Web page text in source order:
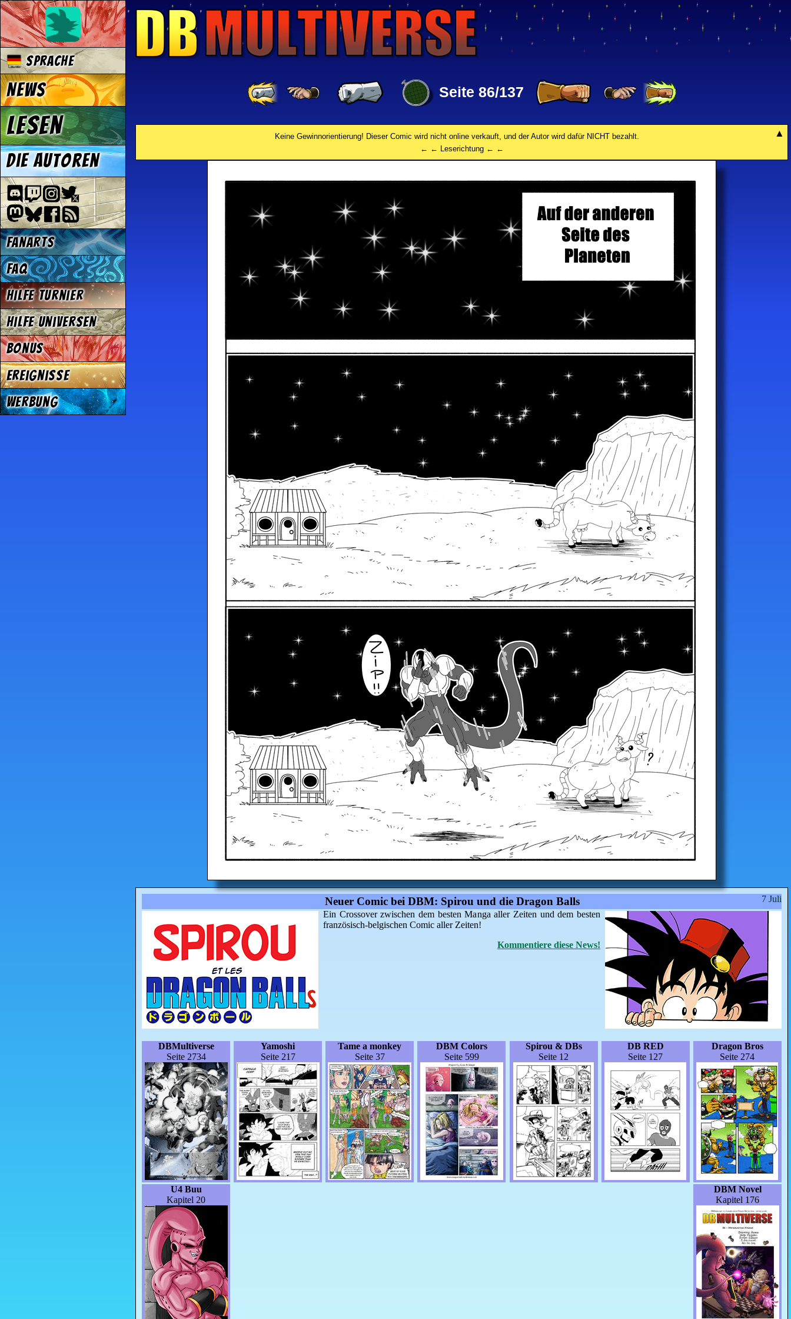
Seite 86/137
Keine Gewinnorientierung! Dieser Comic wird nicht online verkauft, und der Autor wird dafür NICHT bezahlt.
← ← Leserichtung ← ←
7 Juli
Neuer Comic bei DBM: Spirou und die Dragon Balls
Ein Crossover zwischen dem besten Manga aller Zeiten und dem besten
französisch-belgischen Comic aller Zeiten!
Kommentiere diese News!
DBMultiverse
Seite 2734
Yamoshi
Seite 217
Tame a monkey
Seite 37
DBM Colors
Seite 599
Spirou & DBs
Seite 12
DB RED
Seite 127
Dragon Bros
Seite 274
U4 Buu
Kapitel 20
DBM Novel
Kapitel 176
Sprache
News
Lesen
Die Autoren
Fanarts
FAQ
Hilfe Turnier
Hilfe Universen
Bonus
Ereignisse
Werbung